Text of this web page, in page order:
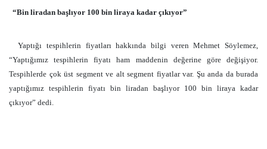
“Bin liradan başlıyor 100 bin liraya kadar çıkıyor”
Yaptığı tespihlerin fiyatları hakkında bilgi veren Mehmet Söylemez,
“Yaptığımız tespihlerin fiyatı ham maddenin değerine göre değişiyor.
Tespihlerde çok üst segment ve alt segment fiyatlar var. Şu anda da burada
yaptığımız tespihlerin fiyatı bin liradan başlıyor 100 bin liraya kadar
çıkıyor” dedi.